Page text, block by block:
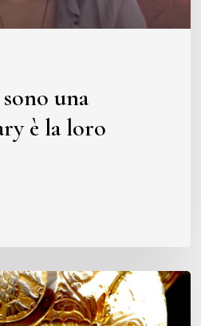
una
è la loro